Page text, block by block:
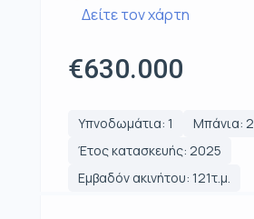
Δείτε τον χάρτη
€630.000
Υπνοδωμάτια: 1
Μπάνια: 2
Έτος κατασκευής: 2025
Εμβαδόν ακινήτου: 121τ.μ.